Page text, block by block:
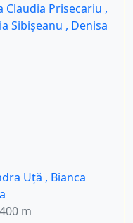
Claudia Prisecariu ,
Sibișeanu , Denisa
Uță , Bianca
m